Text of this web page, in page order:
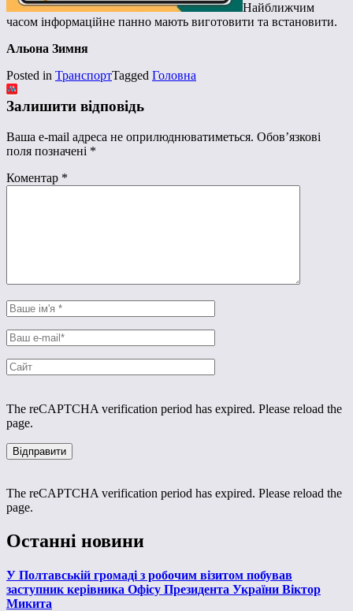
Найближчим
часом інформаційне панно мають виготовити та встановити.
Альона Зимня
Posted in ТранспортTagged Головна
Залишити відповідь
Ваша e-mail адреса не оприлюднюватиметься. Обов’язкові
поля позначені *
Коментар *
The reCAPTCHA verification period has expired. Please reload the
page.
The reCAPTCHA verification period has expired. Please reload the
page.
Останні новини
У Полтавській громаді з робочим візитом побував
заступник керівника Офісу Президента України Віктор
Микита